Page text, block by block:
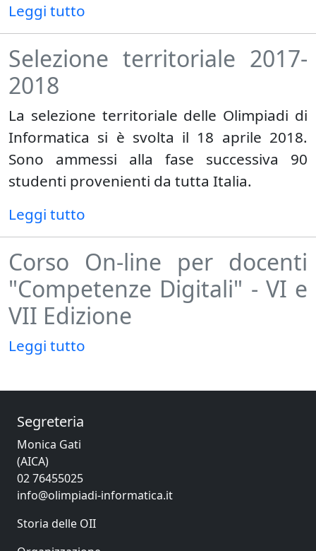
Leggi tutto
Selezione territoriale 2017-
2018
La selezione territoriale delle Olimpiadi di
Informatica si è svolta il 18 aprile 2018.
Sono ammessi alla fase successiva 90
studenti provenienti da tutta Italia.
Leggi tutto
Corso On-line per docenti
"Competenze Digitali" - VI e
VII Edizione
Leggi tutto
Segreteria
Monica Gati
(AICA)
02 76455025
info@olimpiadi-informatica.it
Storia delle OII